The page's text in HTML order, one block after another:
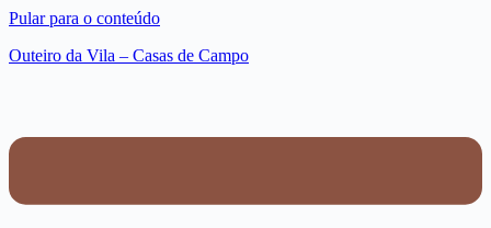
Pular para o conteúdo
Outeiro da Vila – Casas de Campo